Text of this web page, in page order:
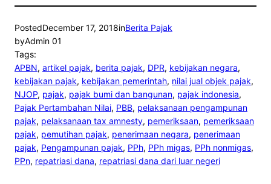
PostedDecember 17, 2018inBerita Pajak
byAdmin 01
Tags:
APBN, artikel pajak, berita pajak, DPR, kebijakan negara
kebijakan pajak, kebijakan pemerintah, nilai jual objek pajak
NJOP, pajak, pajak bumi dan bangunan, pajak indonesia
Pajak Pertambahan Nilai, PBB, pelaksanaan pengampunan
pajak, pelaksanaan tax amnesty, pemeriksaan, pemeriksaan
pajak, pemutihan pajak, penerimaan negara, penerimaan
pajak, Pengampunan pajak, PPh, PPh migas, PPh nonmigas
PPn, repatriasi dana, repatriasi dana dari luar negeri